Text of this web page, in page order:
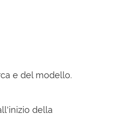
e del modello.
della